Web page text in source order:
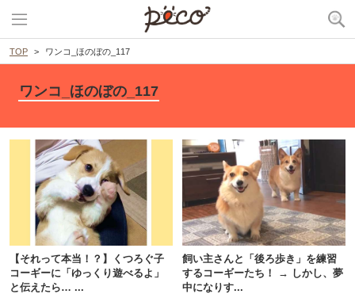
TOP ワンコ_ほのぼの_117
ワンコ_ほのぼの_117
【それって本当！？】くつろぐ子
コーギーに「ゆっくり遊べるよ」
と伝えたら… ...
飼い主さんと「後ろ歩き」を練習
するコーギーたち！ → しかし、夢
中になりす...